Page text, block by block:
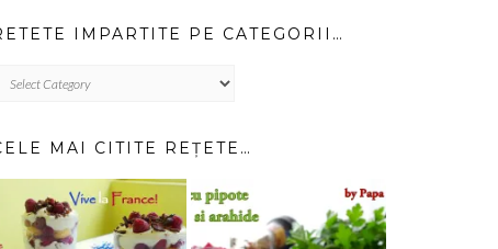
IMPARTITE PE CATEGORII…
MAI CITITE REȚETE…